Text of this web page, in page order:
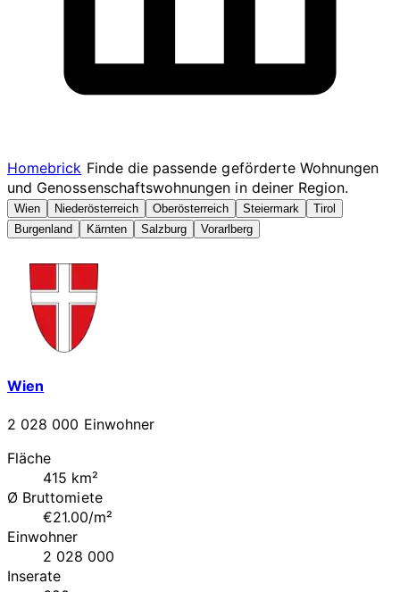
Homebrick Finde die passende geförderte Wohnungen
und Genossenschaftswohnungen in deiner Region.
Wien Niederösterreich Oberösterreich Steiermark
Tirol
Burgenland
Kärnten Salzburg Vorarlberg
Wien
2 028 000 Einwohner
Fläche
415 km²
Ø Bruttomiete
€21.00/m²
Einwohner
2 028 000
Inserate